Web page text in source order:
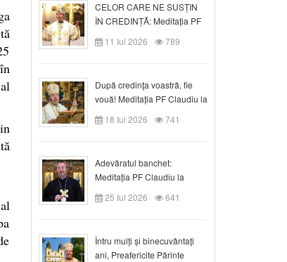
CELOR CARE NE SUSȚIN
ÎN CREDINȚĂ: Meditația PF
Claudiu la Duminica a VI-a
după Rusalii
11 Iul 2026 789
După credinţa voastră, fie
vouă! Meditația PF Claudiu la
duminica a VII-a după Rusalii
18 Iul 2026 741
Adevăratul banchet:
Meditația PF Claudiu la
Duminica a VIII-a după
Rusalii
25 Iul 2026 641
Întru mulți și binecuvântați
ani, Preafericite Părinte